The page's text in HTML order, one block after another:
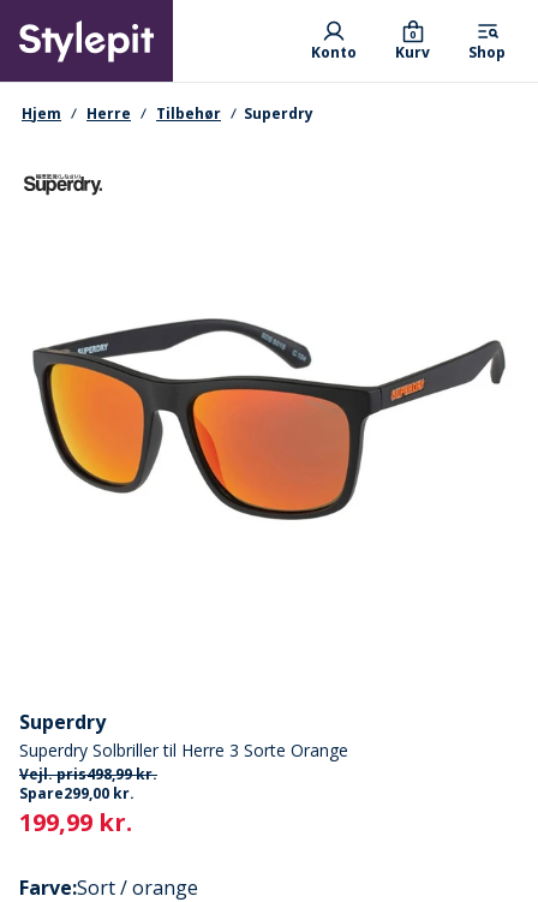
main
content
Primary departments
Konto Kurv
0
Shop
navigationssti
Hjem Herre Tilbehør Superdry
Superdry
Superdry Solbriller til Herre 3 Sorte Orange
Vejl. pris498,99 kr.
Spare299,00 kr.
Current
199,99 kr.
Farve:Sort / orange